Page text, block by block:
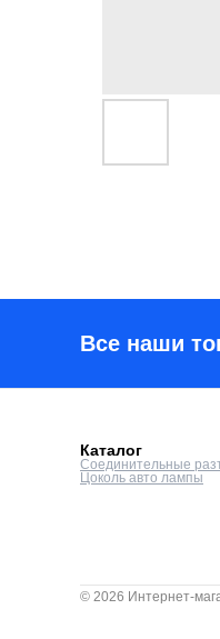
Все наши
Каталог
Соединительные
Цоколь авто лампы
© 2026 Интернет-